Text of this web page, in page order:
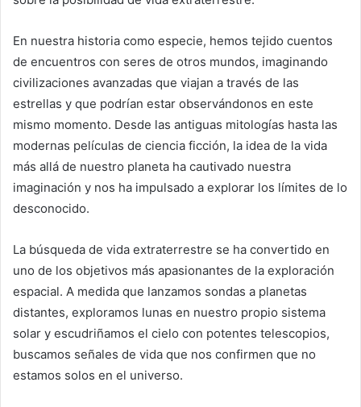
En nuestra historia como especie, hemos tejido cuentos
de encuentros con seres de otros mundos, imaginando
civilizaciones avanzadas que viajan a través de las
estrellas y que podrían estar observándonos en este
mismo momento. Desde las antiguas mitologías hasta las
modernas películas de ciencia ficción, la idea de la vida
más allá de nuestro planeta ha cautivado nuestra
imaginación y nos ha impulsado a explorar los límites de lo
desconocido.
La búsqueda de vida extraterrestre se ha convertido en
uno de los objetivos más apasionantes de la exploración
espacial. A medida que lanzamos sondas a planetas
distantes, exploramos lunas en nuestro propio sistema
solar y escudriñamos el cielo con potentes telescopios,
buscamos señales de vida que nos confirmen que no
estamos solos en el universo.